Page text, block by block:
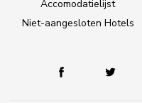
Accomodatielijst
Niet-aangesloten Hotels